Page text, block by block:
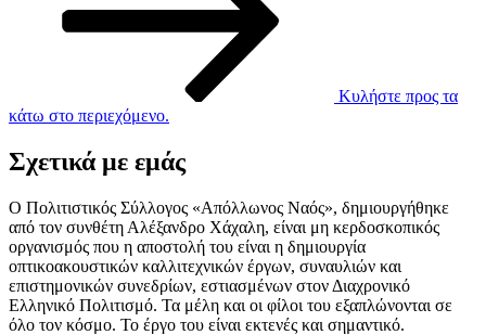
Κυλήστε προς τα
κάτω στο περιεχόμενο.
Σχετικά με εμάς
Ο Πολιτιστικός Σύλλογος «Απόλλωνος Ναός», δημιουργήθηκε
από τον συνθέτη Αλέξανδρο Χάχαλη, είναι μη κερδοσκοπικός
οργανισμός που η αποστολή του είναι η δημιουργία
οπτικοακουστικών καλλιτεχνικών έργων, συναυλιών και
επιστημονικών συνεδρίων, εστιασμένων στον Διαχρονικό
Ελληνικό Πολιτισμό. Τα μέλη και οι φίλοι του εξαπλώνονται σε
όλο τον κόσμο. Το έργο του είναι εκτενές και σημαντικό.